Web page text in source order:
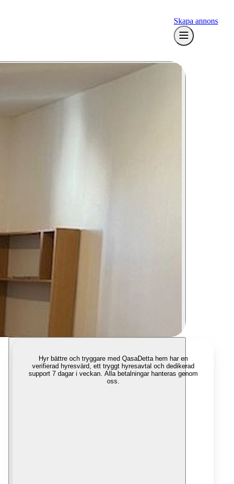
Skapa annons
Hyr bättre och tryggare med QasaDetta hem har en
verifierad hyresvärd, ett tryggt hyresavtal och dedikerad
support 7 dagar i veckan. Alla betalningar hanteras genom
oss.